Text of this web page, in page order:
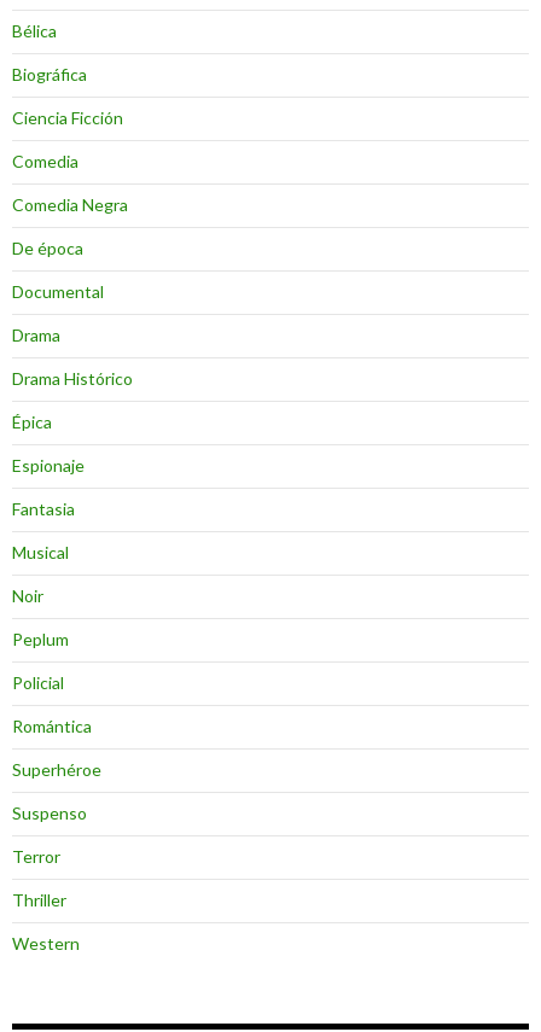
Bélica
Biográfica
Ciencia Ficción
Comedia
Comedia Negra
De época
Documental
Drama
Drama Histórico
Épica
Espionaje
Fantasia
Musical
Noir
Peplum
Policial
Romántica
Superhéroe
Suspenso
Terror
Thriller
Western